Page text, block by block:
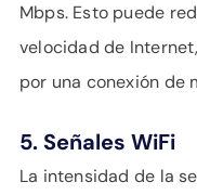
Mbps. Esto puede
velocidad de
por una conexión de
5. Señales WiFi
La intensidad de la